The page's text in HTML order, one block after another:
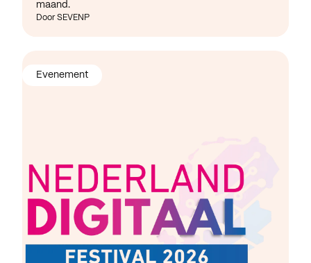
maand.
Door SEVENP
Evenement